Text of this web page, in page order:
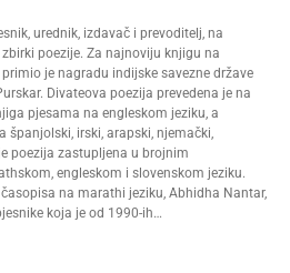
urednik, izdavač i prevoditelj, na
poezije. Za najnoviju knjigu na
je nagradu indijske savezne države
Divateova poezija prevedena je na
pjesama na engleskom jeziku, a
španjolski, irski, arapski, njemački,
poezija zastupljena u brojnim
engleskom i slovenskom jeziku.
na marathi jeziku, Abhidha Nantar,
koja je od 1990-ih…